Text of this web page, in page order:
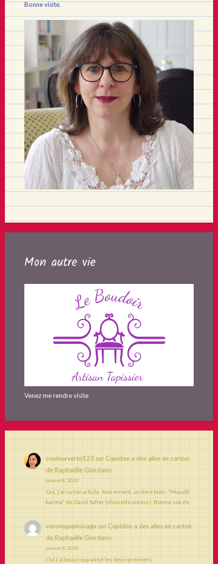
Bonne visite.
Mon autre vie
Venez me rendre visite
couleurverte123 sur Cupidon a des ailes en carton
de Raphaëlle Giordano
janvier 8, 2020
Oui, j'ai vu ton article. Autrement, un livre bien : "Maudit
karma" de David Safier (chouette auteur). Bonne soirée
veroniquemasagu sur Cupidon a des ailes en carton
de Raphaëlle Giordano
janvier 8, 2020
Oui j’ai beaucoup aimé les deux premiers.